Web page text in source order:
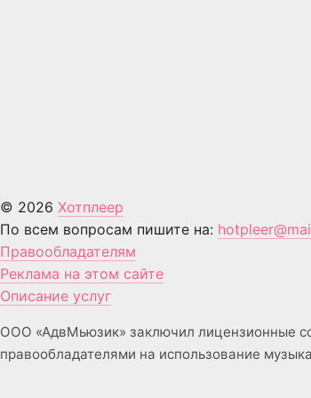
© 2026 Хотплеер
По всем вопросам пишите на:
Правообладателям
Реклама на этом сайте
Описание услуг
ООО «АдвМьюзик» заключил лицензионные
правообладателями на использование